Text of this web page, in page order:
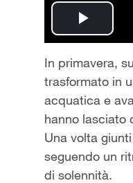
Play
In primavera,
trasformato in
acquatica e
hanno lasciato
Una volta
seguendo un
di solennità.